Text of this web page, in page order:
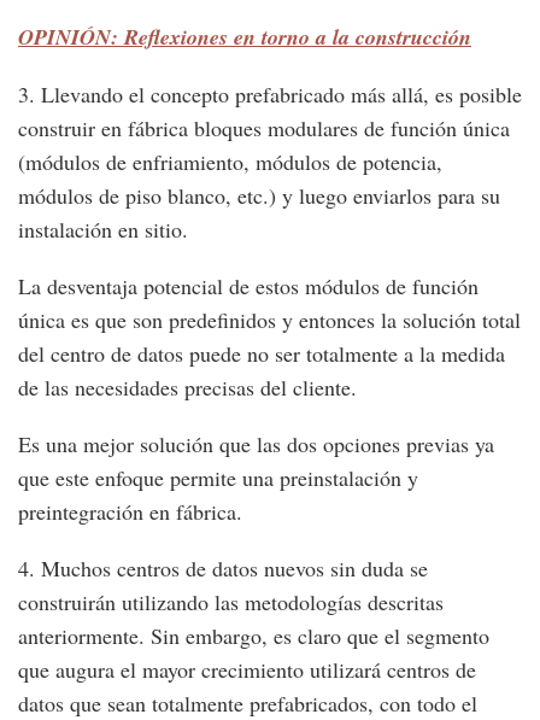
OPINIÓN: Reflexiones en torno a la construcción
3. Llevando el concepto prefabricado más allá, es posible
construir en fábrica bloques modulares de función única
(módulos de enfriamiento, módulos de potencia,
módulos de piso blanco, etc.) y luego enviarlos para su
instalación en sitio.
La desventaja potencial de estos módulos de función
única es que son predefinidos y entonces la solución total
del centro de datos puede no ser totalmente a la medida
de las necesidades precisas del cliente.
Es una mejor solución que las dos opciones previas ya
que este enfoque permite una preinstalación y
preintegración en fábrica.
4. Muchos centros de datos nuevos sin duda se
construirán utilizando las metodologías descritas
anteriormente. Sin embargo, es claro que el segmento
que augura el mayor crecimiento utilizará centros de
datos que sean totalmente prefabricados, con todo el